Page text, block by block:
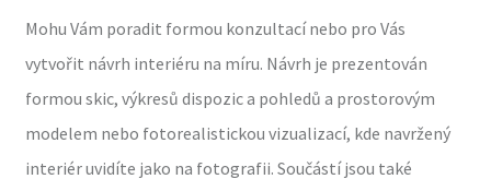
Mohu Vám poradit formou konzultací nebo pro Vás
vytvořit návrh interiéru na míru. Návrh je prezentován
formou skic, výkresů dispozic a pohledů a prostorovým
modelem nebo fotorealistickou vizualizací, kde navržený
interiér uvidíte jako na fotografii. Součástí jsou také